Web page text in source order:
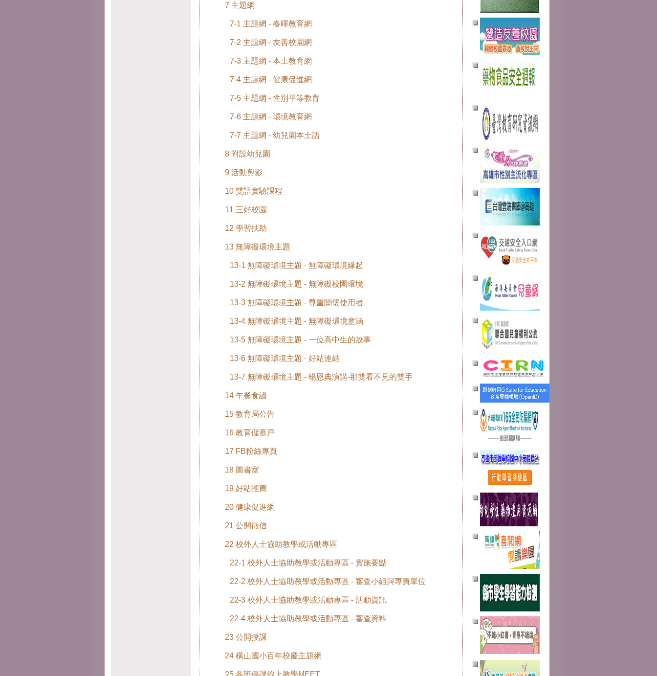
7 主題網
7-1 主題網 - 春暉教育網
7-2 主題網 - 友善校園網
7-3 主題網 - 本土教育網
7-4 主題網 - 健康促進網
7-5 主題網 - 性別平等教育
7-6 主題網 - 環境教育網
7-7 主題網 - 幼兒園本土語
8 附設幼兒園
9 活動剪影
10 雙語實驗課程
11 三好校園
12 學習扶助
13 無障礙環境主題
13-1 無障礙環境主題 - 無障礙環境緣起
13-2 無障礙環境主題 - 無障礙校園環境
13-3 無障礙環境主題 - 尊重關懷使用者
13-4 無障礙環境主題 - 無障礙環境意涵
13-5 無障礙環境主題 - 一位高中生的故事
13-6 無障礙環境主題 - 好站連結
13-7 無障礙環境主題 - 楊恩典演講-那雙看不見的雙手
14 午餐食譜
15 教育局公告
16 教育儲蓄戶
17 FB粉絲專頁
18 圖書室
19 好站推薦
20 健康促進網
21 公開徵信
22 校外人士協助教學或活動專區
22-1 校外人士協助教學或活動專區 - 實施要點
22-2 校外人士協助教學或活動專區 - 審查小組與專責單位
22-3 校外人士協助教學或活動專區 - 活動資訊
22-4 校外人士協助教學或活動專區 - 審查資料
23 公開授課
24 橫山國小百年校慶主題網
25 各班停課線上教學MEET